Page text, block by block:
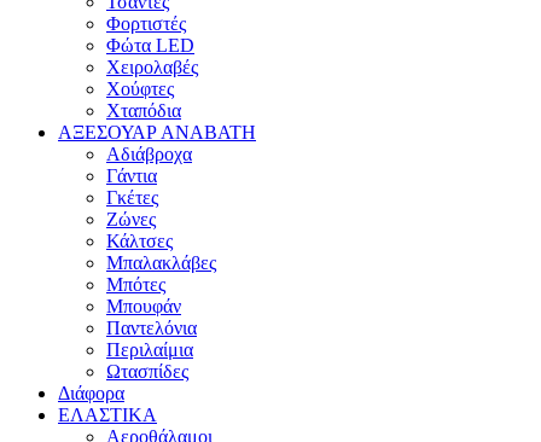
Φορτιστές
Φώτα LED
Χειρολαβές
Χούφτες
Χταπόδια
ΑΞΕΣΟΥΑΡ ΑΝΑΒΑΤΗ
Αδιάβροχα
Γάντια
Γκέτες
Ζώνες
Κάλτσες
Μπαλακλάβες
Μπότες
Μπουφάν
Παντελόνια
Περιλαίμια
Ωτασπίδες
Διάφορα
ΕΛΑΣΤΙΚΑ
Αεροθάλαμοι